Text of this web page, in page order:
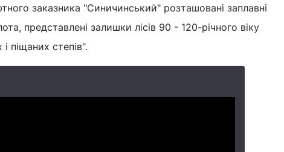
заказника "Синичинський" розташовані заплавні
представлені залишки лісів 90 - 120-річного віку
піщаних степів".